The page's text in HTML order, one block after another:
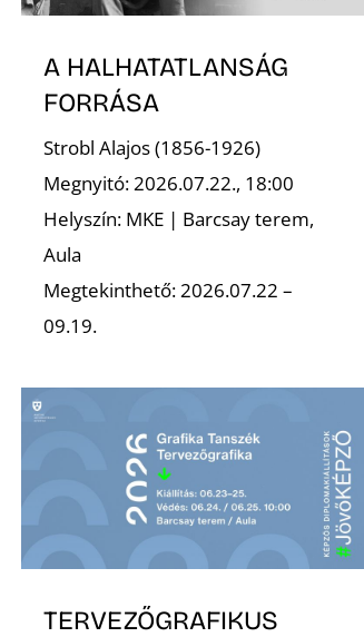
A HALHATATLANSÁG
FORRÁSA
Strobl Alajos (1856-1926)
Megnyitó: 2026.07.22., 18:00
Helyszín: MKE | Barcsay terem,
Aula
Megtekinthető: 2026.07.22 –
09.19.
TERVEZŐGRAFIKUS